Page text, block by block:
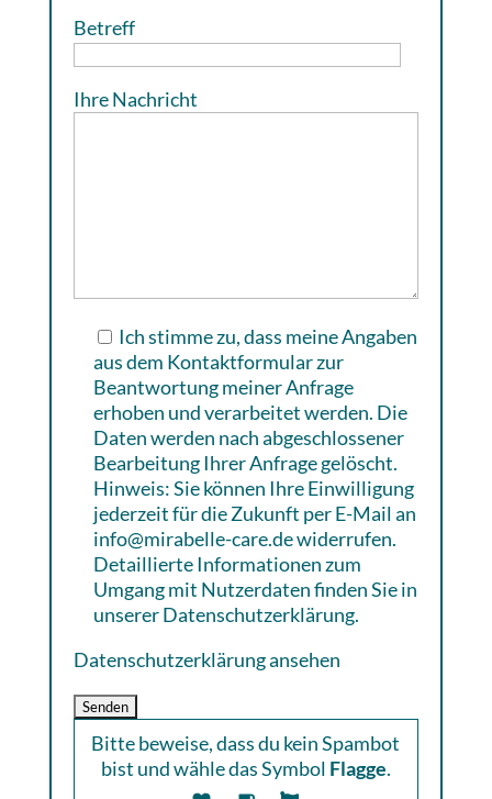
Betreff
Ihre Nachricht
Ich stimme zu, dass meine Angaben
aus dem Kontaktformular zur
Beantwortung meiner Anfrage
erhoben und verarbeitet werden. Die
Daten werden nach abgeschlossener
Bearbeitung Ihrer Anfrage gelöscht.
Hinweis: Sie können Ihre Einwilligung
jederzeit für die Zukunft per E-Mail an
info@mirabelle-care.de widerrufen.
Detaillierte Informationen zum
Umgang mit Nutzerdaten finden Sie in
unserer Datenschutzerklärung.
Datenschutzerklärung ansehen
Bitte beweise, dass du kein Spambot
bist und wähle das Symbol Flagge.